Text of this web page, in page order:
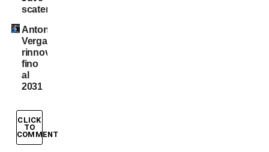
scatenata!
Antonio
Vergara,
rinnovo
fino
al
2031
CLICK
TO
COMMENT